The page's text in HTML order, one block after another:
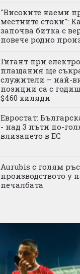
"Високите наеми
местните стоки":
започва битка с
повече родно
Гигант при
плащания ще
служители – най-
позиции са с
$460 хиляди
Евростат:
- над 3 пъти по-
влизането в ЕС
Aurubis с голям
производството у
печалбата